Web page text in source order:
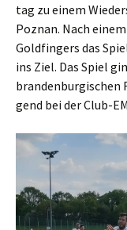
tag zu einem
Poz­nan. Nach
Gold­fin­gers das
ins Ziel. Das Spiel
gend bei der Club-